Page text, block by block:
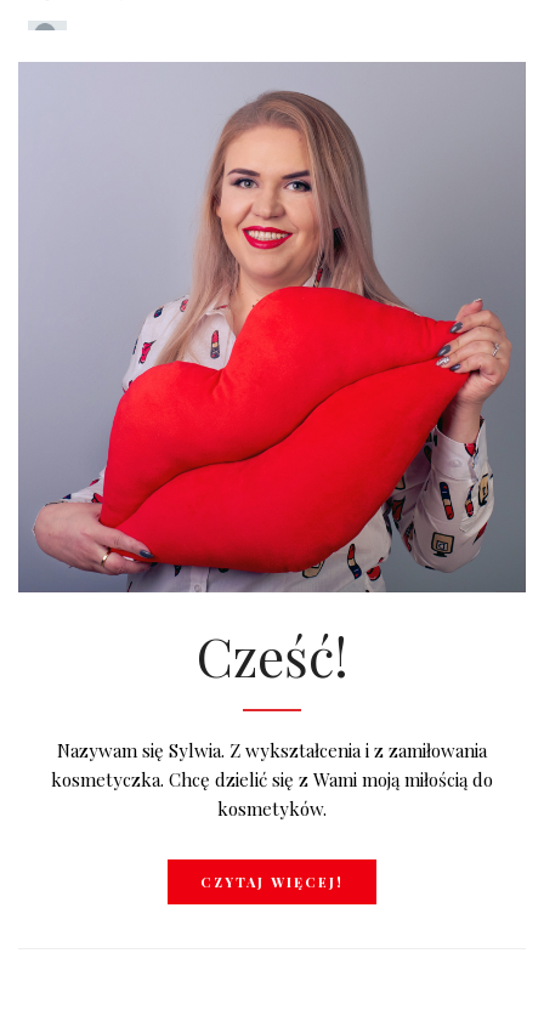
Cześć!
Nazywam się Sylwia. Z wykształcenia i z zamiłowania
kosmetyczka. Chcę dzielić się z Wami moją miłością do
kosmetyków.
CZYTAJ WIĘCEJ!